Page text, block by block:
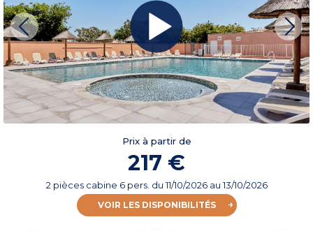
Prix à partir de
217 €
2 pièces cabine 6 pers. du11/10/2026au 13/10/2026
VOIR LES DISPONIBILITÉS